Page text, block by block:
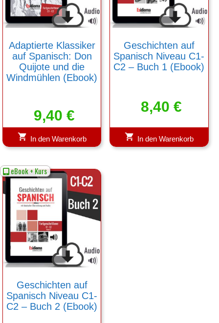
Adaptierte Klassiker
auf Spanisch: Don
Quijote und die
Windmühlen (Ebook)
9,40€
In den Warenkorb
Geschichten auf
Spanisch Niveau C1-
C2 – Buch 1 (Ebook)
8,40€
In den Warenkorb
eBook + Kurs
Geschichten auf
Spanisch Niveau C1-
C2 – Buch 2 (Ebook)